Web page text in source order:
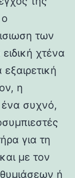
των
χτένα
η
ένα συχνό,
για τη
με τον
ή